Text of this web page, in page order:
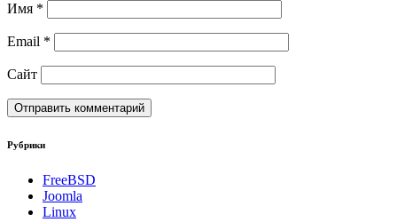
Имя *
Email *
Сайт
Рубрики
FreeBSD
Joomla
Linux